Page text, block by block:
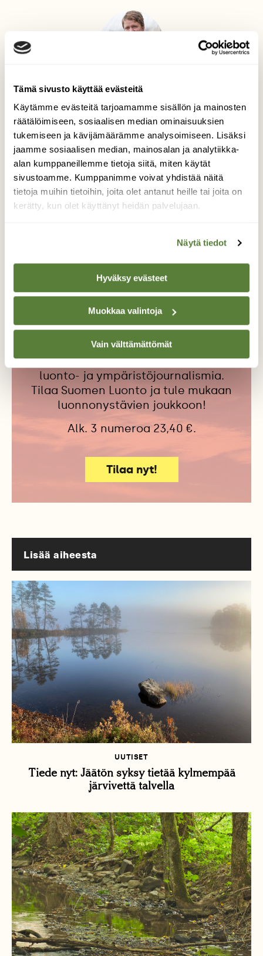
Tämä sivusto käyttää evästeitä
Käytämme evästeitä tarjoamamme sisällön ja mainosten
räätälöimiseen, sosiaalisen median ominaisuuksien
tukemiseen ja kävijämäärämme analysoimiseen. Lisäksi
jaamme sosiaalisen median, mainosalan ja analytiikka-
alan kumppaneillemme tietoja siitä, miten käytät
sivustoamme. Kumppanimme voivat yhdistää näitä
tietoja muihin tietoihin, joita olet antanut heille tai joita on
kerätty, kun olet käyttänyt heidän palvelujaan.
Näytä tiedot
Hyväksy evästeet
Muokkaa valintoja
Vain välttämättömät
Toimittaja
Riikka Kaartinen
Ekologi, Suomen Luonnon toimittaja vuosina 2017–
2024. Kirjoittaa luonto- ja tiedeaiheista, vapaa-ajalla
harrastaa lintuja ja retkeilee.
ILMASTONMUUTOS
LAULAJA
MEITÄ EI OLE KUTSUTTU
Tilaa Suomen Luonto
Tue ajankohtaista ja asiantuntevaa
luonto- ja ympäristöjournalismia.
Tilaa Suomen Luonto ja tule mukaan
luonnonystävien joukkoon!
Alk. 3 numeroa 23,40 €.
Tilaa nyt!
Lisää aiheesta
UUTISET
Tiede nyt: Jäätön syksy tietää kylmempää
järvivettä talvella